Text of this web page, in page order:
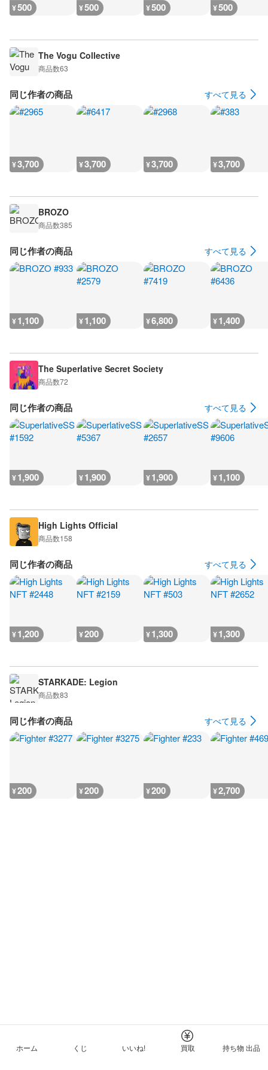
¥500 ¥500 ¥500 ¥500
The Vogu Collective
商品数63
同じ作者の商品 すべて見る
¥3,700 ¥3,700 ¥3,700 ¥3,700
BROZO
商品数385
同じ作者の商品 すべて見る
¥1,100 ¥1,100 ¥6,800 ¥1,400
The Superlative Secret Society
商品数72
同じ作者の商品 すべて見る
¥1,900 ¥1,900 ¥1,900 ¥1,100
High Lights Official
商品数158
同じ作者の商品 すべて見る
¥1,200 ¥200 ¥1,300 ¥1,300
STARKADE: Legion
商品数83
同じ作者の商品 すべて見る
¥200 ¥200 ¥200 ¥2,700
ホーム くじ いいね! 買取 持ち物 出品